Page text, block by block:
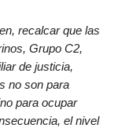
recalcar que las
Grupo C2,
de justicia,
no son para
para ocupar
el nivel